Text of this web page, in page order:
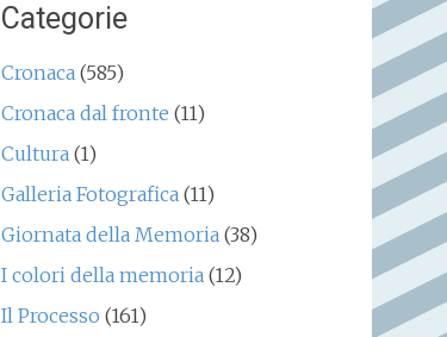
Categorie
Cronaca(585)
Cronaca dal fronte (11)
Cultura(1)
Galleria Fotografica(11)
Giornata della Memoria(38)
I colori della memoria(12)
Il Processo (161)